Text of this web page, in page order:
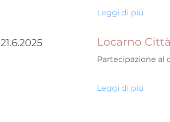
Leggi di più
21.6.2025 Locarno
Partecipazione al
Leggi di più